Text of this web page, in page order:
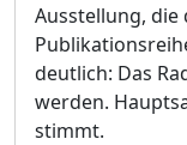
Ausstellung,
deutlich: Das
werden.
stimmt.